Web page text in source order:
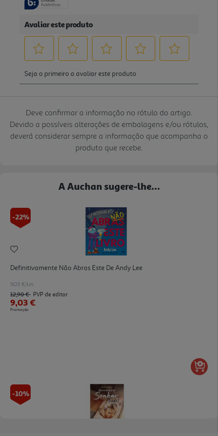
Deve confirmar a informação no rótulo do artigo.
Devido a possíveis alterações de embalagens e/ou rótulos,
deverá considerar sempre a informação que acompanha o
produto que recebe.
A Auchan sugere-lhe...
-22%
Definitivamente Não Abras Este De Andy Lee
9.03 €/un
12,90 € PVP de editor
9,03 €
Promoção
-10%